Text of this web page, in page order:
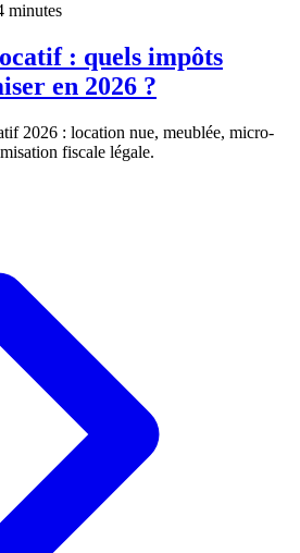
minutes
: quels impôts
en 2026 ?
2026 : location nue, meublée, micro-
fiscale légale.